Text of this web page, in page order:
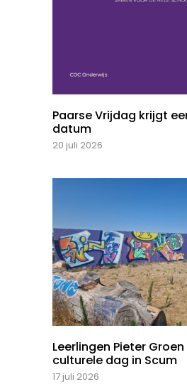
Paarse Vrijdag krijgt
datum
20 juli 2026
Leerlingen Pieter
culturele dag in Scum
17 juli 2026